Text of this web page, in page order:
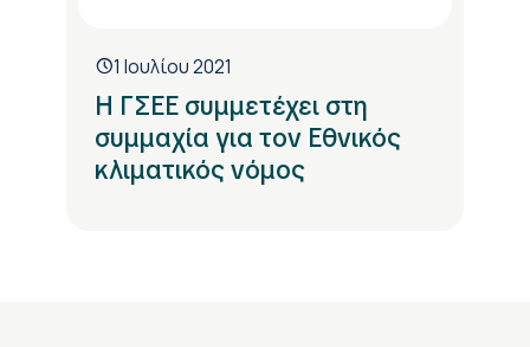
1 Ιουλίου 2021
Η ΓΣΕΕ συμμετέχει στη
συμμαχία για τον Εθνικός
κλιματικός νόμος